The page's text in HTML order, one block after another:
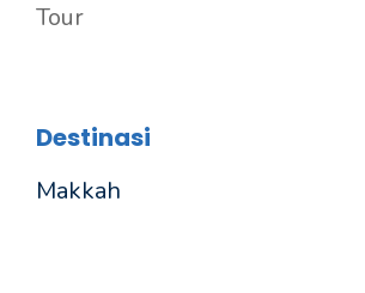
Tour
Destinasi
Makkah